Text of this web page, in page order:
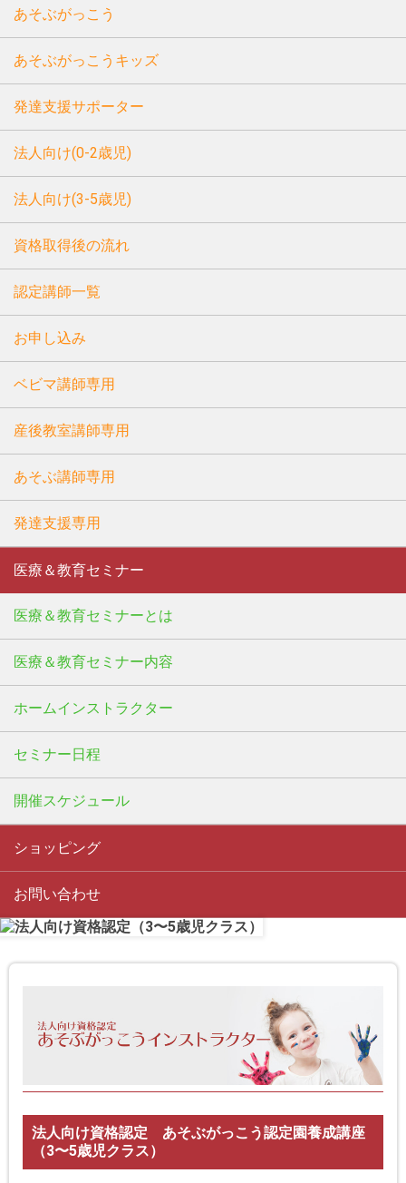
あそぶがっこう
あそぶがっこうキッズ
発達支援サポーター
法人向け(0-2歳児)
法人向け(3-5歳児)
資格取得後の流れ
認定講師一覧
お申し込み
ベビマ講師専用
産後教室講師専用
あそぶ講師専用
発達支援専用
医療＆教育セミナー
医療＆教育セミナーとは
医療＆教育セミナー内容
ホームインストラクター
セミナー日程
開催スケジュール
ショッピング
お問い合わせ
法人向け資格認定 あそぶがっこう認定園養成講座
（3〜5歳児クラス）